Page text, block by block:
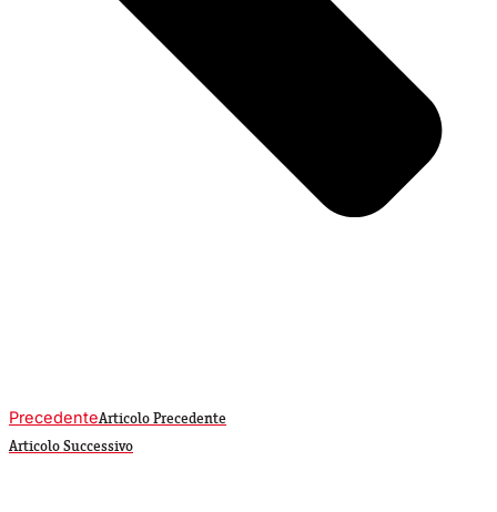
PrecedenteArticolo Precedente
Articolo Successivo